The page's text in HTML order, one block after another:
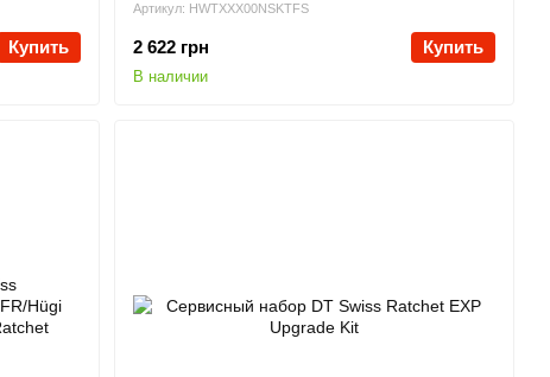
Купить
Артикул: HWTXXX00NSKTFS
2 622 грн Купить
В наличии